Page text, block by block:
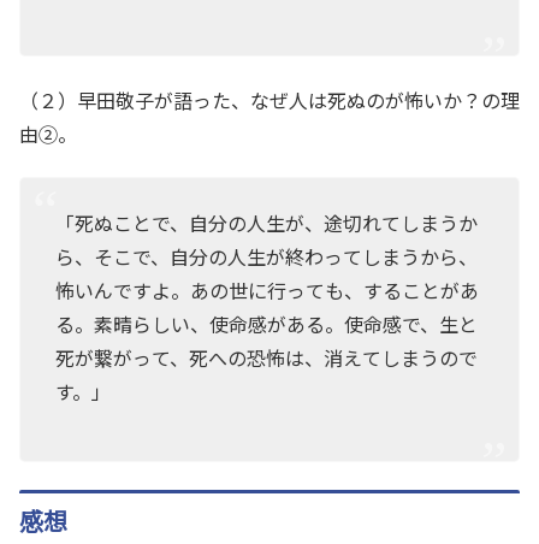
（２）早田敬子が語った、なぜ人は死ぬのが怖いか？の理
由②。
「死ぬことで、自分の人生が、途切れてしまうか
ら、そこで、自分の人生が終わってしまうから、
怖いんですよ。あの世に行っても、することがあ
る。素晴らしい、使命感がある。使命感で、生と
死が繋がって、死への恐怖は、消えてしまうので
す。」
感想